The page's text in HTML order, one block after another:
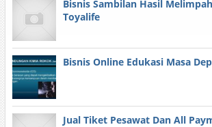
Bisnis Sambilan Hasil
Toyalife
Bisnis Online Edukasi Masa
Jual Tiket Pesawat Dan All